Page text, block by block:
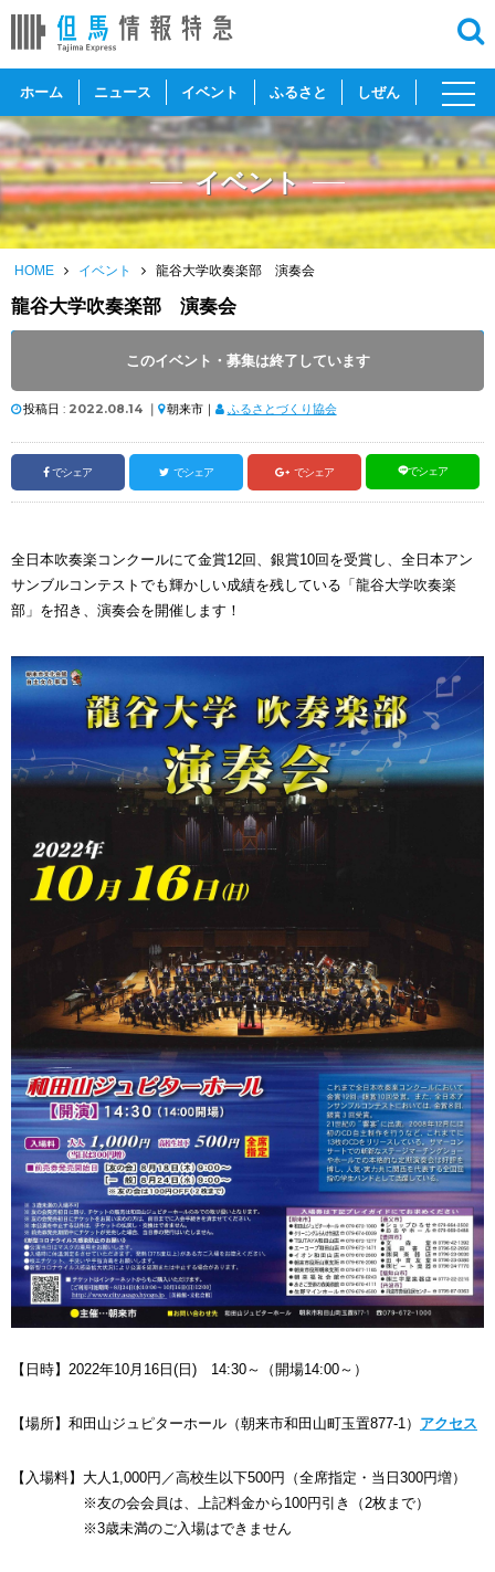
ホーム ニュース イベント ふるさと しぜん
toggle
イベント
HOME イベント 龍谷大学吹奏楽部 演奏会
龍谷大学吹奏楽部 演奏会
このイベント・募集は終了しています
投稿日 : 2022.08.14 ｜ 朝来市｜ ふるさとづくり協会
でシェア でシェア でシェア でシェア
全日本吹奏楽コンクールにて金賞12回、銀賞10回を受賞し、全日本アン
サンブルコンテストでも輝かしい成績を残している「龍谷大学吹奏楽
部」を招き、演奏会を開催します！
【日時】2022年10月16日(日) 14:30～（開場14:00～）
【場所】和田山ジュピターホール（朝来市和田山町玉置877-1） アクセス
【入場料】大人1,000円／高校生以下500円（全席指定・当日300円増）
※友の会会員は、上記料金から100円引き（2枚まで）
※3歳未満のご入場はできません